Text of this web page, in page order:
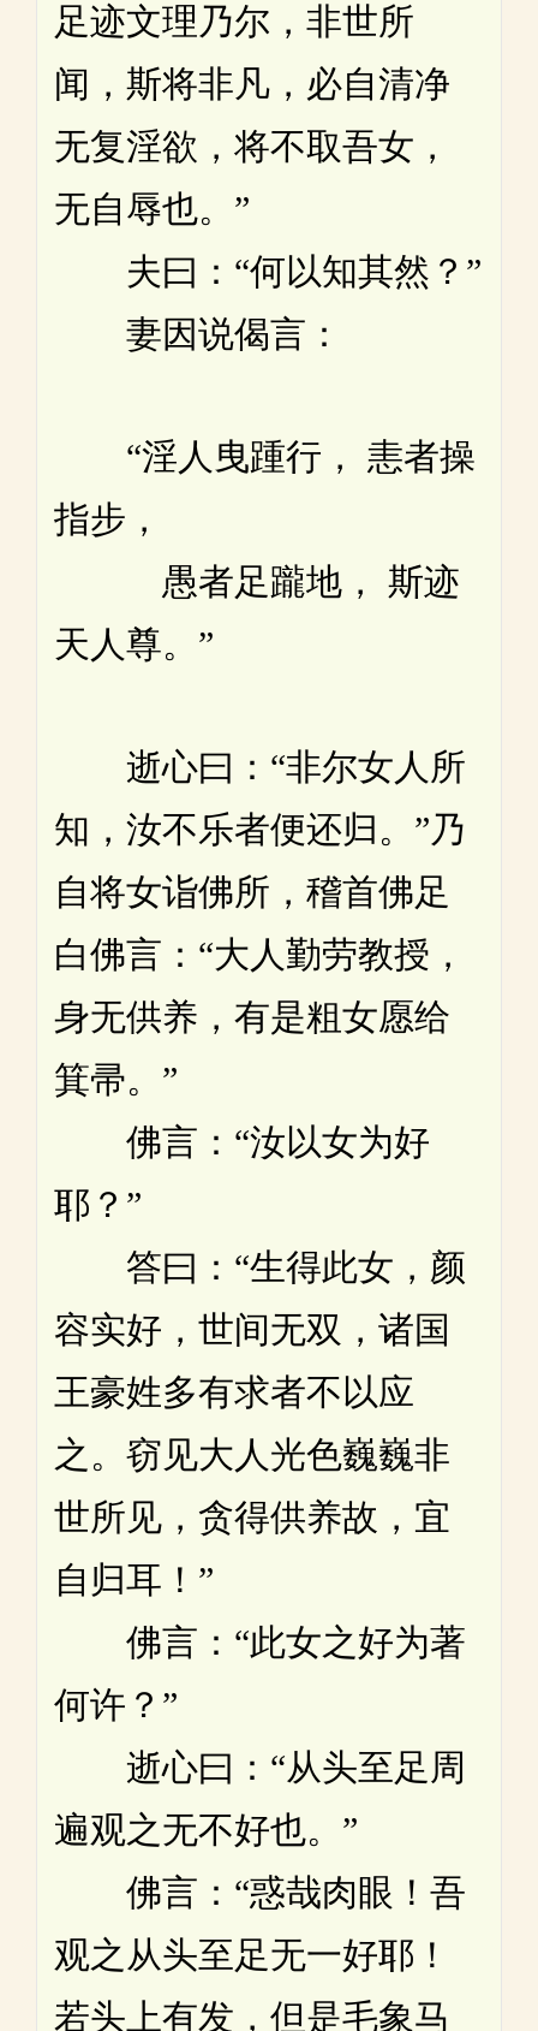
足迹文理乃尔，非世所
闻，斯将非凡，必自清净
无复淫欲，将不取吾女，
无自辱也。”
夫曰：“何以知其然？”
妻因说偈言：
“淫人曳踵行， 恚者操
指步，
愚者足躘地， 斯迹
天人尊。”
逝心曰：“非尔女人所
知，汝不乐者便还归。”乃
自将女诣佛所，稽首佛足
白佛言：“大人勤劳教授，
身无供养，有是粗女愿给
箕帚。”
佛言：“汝以女为好
耶？”
答曰：“生得此女，颜
容实好，世间无双，诸国
王豪姓多有求者不以应
之。窃见大人光色巍巍非
世所见，贪得供养故，宜
自归耳！”
佛言：“此女之好为著
何许？”
逝心曰：“从头至足周
遍观之无不好也。”
佛言：“惑哉肉眼！吾
观之从头至足无一好耶！
若头上有发，但是毛象马